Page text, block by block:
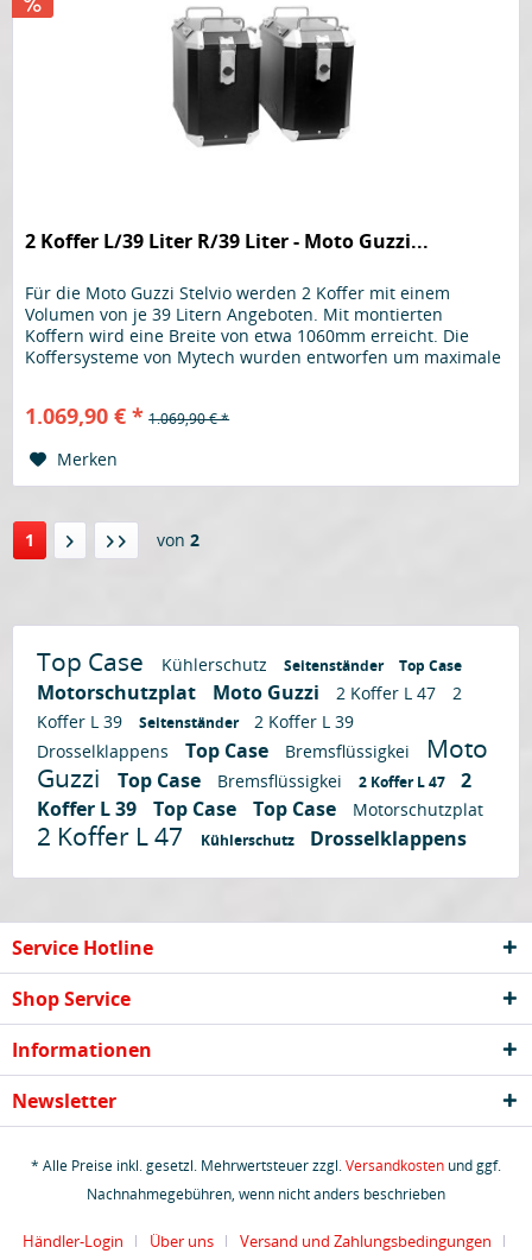
2 Koffer L/39 Liter R/39 Liter - Moto Guzzi...
Für die Moto Guzzi Stelvio werden 2 Koffer mit einem
Volumen von je 39 Litern Angeboten. Mit montierten
Koffern wird eine Breite von etwa 1060mm erreicht. Die
Koffersysteme von Mytech wurden entworfen um maximale
erhöhtem Wiederstand im Falle eines Sturzes...
1.069,90 € * 1.069,90 € *
Merken
1 von 2
Top Case Kühlerschutz Seitenständer Top Case
Motorschutzplat Moto Guzzi 2 Koffer L 47
2
Koffer L 39
Seitenständer
2 Koffer L 39
Drosselklappens
Top Case Bremsflüssigkei
Moto
Guzzi
Top Case Bremsflüssigkei 2 Koffer L 47
2
Koffer L 39
Top Case Top Case Motorschutzplat
2 Koffer L 47 Kühlerschutz Drosselklappens
Service Hotline
Shop Service
Informationen
Newsletter
* Alle Preise inkl. gesetzl. Mehrwertsteuer zzgl.Versandkosten und ggf.
Nachnahmegebühren, wenn nicht anders beschrieben
Händler-Login Über uns Versand und Zahlungsbedingungen